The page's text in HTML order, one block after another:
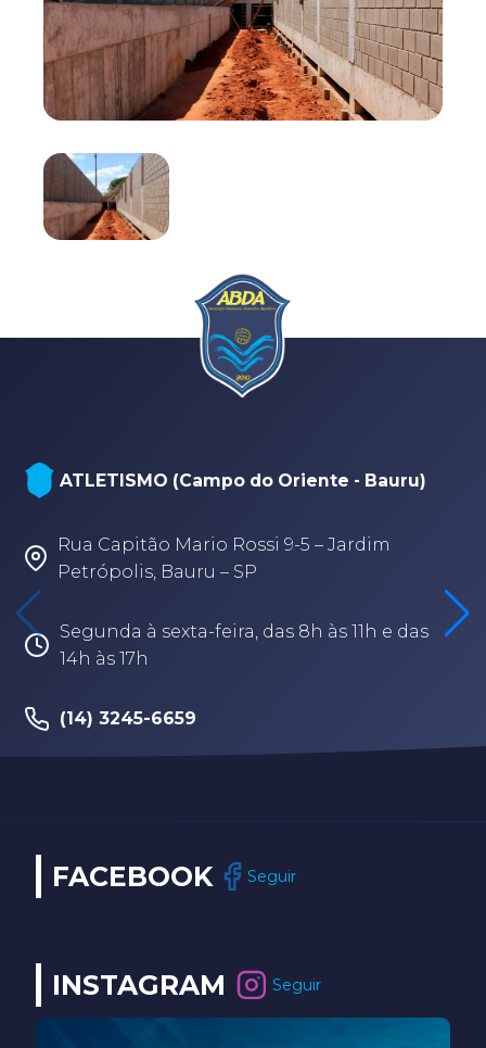
ATLETISMO (Campo do Oriente - Bauru)
Rua Capitão Mario Rossi 9-5 – Jardim
Petrópolis, Bauru – SP
Segunda à sexta-feira, das 8h às 11h e das
14h às 17h
(14) 3245-6659
FACEBOOK Seguir
INSTAGRAM Seguir